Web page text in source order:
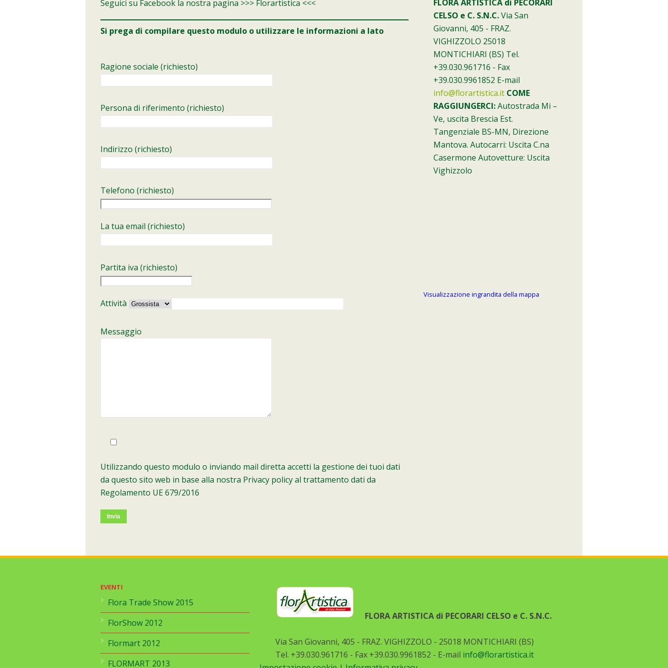
Seguici su Facebook la nostra pagina >>> Florartistica <<<
Si prega di compilare questo modulo o utilizzare le informazioni a lato
Ragione sociale (richiesto)
Persona di riferimento (richiesto)
Indirizzo (richiesto)
Telefono (richiesto)
La tua email (richiesto)
Partita iva (richiesto)
Attività
Messaggio
Utilizzando questo modulo o inviando mail diretta accetti la gestione dei tuoi dati
da questo sito web in base alla nostra Privacy policy al trattamento dati da
Regolamento UE 679/2016
FLORA ARTISTICA di PECORARI
CELSO e C. S.N.C.Via San
Giovanni, 405 - FRAZ.
VIGHIZZOLO 25018
MONTICHIARI (BS) Tel.
+39.030.961716 - Fax
+39.030.9961852 E-mail
info@florartistica.it COME
RAGGIUNGERCI:Autostrada Mi –
Ve, uscita Brescia Est.
Tangenziale BS-MN, Direzione
Mantova. Autocarri: Uscita C.na
Casermone Autovetture: Uscita
Vighizzolo
Visualizzazione ingrandita della mappa
EVENTI
Flora Trade Show 2015
FlorShow 2012
Flormart 2012
FLORMART 2013
FLORA ARTISTICA di PECORARI CELSO e C. S.N.C.
Via San Giovanni, 405 - FRAZ. VIGHIZZOLO - 25018 MONTICHIARI (BS)
Tel. +39.030.961716 - Fax +39.030.9961852 - E-mail info@florartistica.it